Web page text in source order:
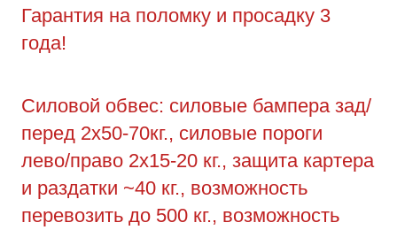
Гарантия на поломку и просадку 3
года!
Силовой обвес: силовые бампера зад/
перед 2х50-70кг., силовые пороги
лево/право 2х15-20 кг., защита картера
и раздатки ~40 кг., возможность
перевозить до 500 кг., возможность